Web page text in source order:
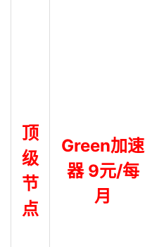
顶
级
节
点
Green加速
器 9元/每
月